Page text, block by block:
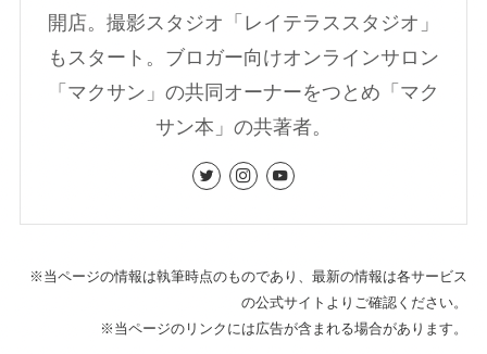
開店。撮影スタジオ「レイテラススタジオ」
もスタート。ブロガー向けオンラインサロン
「マクサン」の共同オーナーをつとめ「マク
サン本」の共著者。
※当ページの情報は執筆時点のものであり、最新の情報は各サービス
の公式サイトよりご確認ください。
※当ページのリンクには広告が含まれる場合があります。